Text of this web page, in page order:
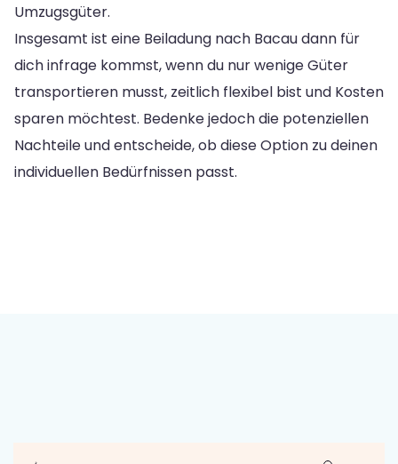
Umzugsgüter.
Insgesamt ist eine Beiladung nach Bacau dann für
dich infrage kommst, wenn du nur wenige Güter
transportieren musst, zeitlich flexibel bist und Kosten
sparen möchtest. Bedenke jedoch die potenziellen
Nachteile und entscheide, ob diese Option zu deinen
individuellen Bedürfnissen passt.